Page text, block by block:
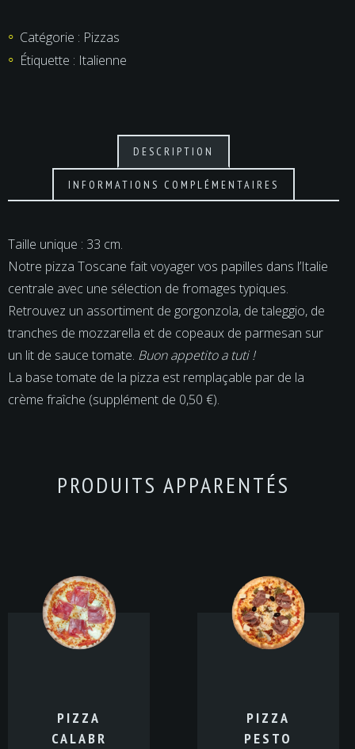
Catégorie : Pizzas
Étiquette : Italienne
DESCRIPTION
INFORMATIONS COMPLÉMENTAIRES
Taille unique : 33 cm.
Notre pizza Toscane fait voyager vos papilles dans l’Italie
centrale avec une sélection de fromages typiques.
Retrouvez un assortiment de gorgonzola, de taleggio, de
tranches de mozzarella et de copeaux de parmesan sur
un lit de sauce tomate. Buon appetito a tuti !
La base tomate de la pizza est remplaçable par de la
crème fraîche (supplément de 0,50 €).
PRODUITS APPARENTÉS
PIZZA
CALABR
PIZZA
PESTO